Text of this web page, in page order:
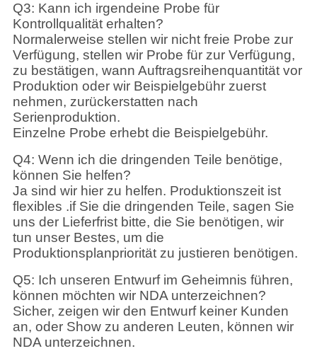
Q3: Kann ich irgendeine Probe für
Kontrollqualität erhalten?
Normalerweise stellen wir nicht freie Probe zur
Verfügung, stellen wir Probe für zur Verfügung,
zu bestätigen, wann Auftragsreihenquantität vor
Produktion oder wir Beispielgebühr zuerst
nehmen, zurückerstatten nach
Serienproduktion.
Einzelne Probe erhebt die Beispielgebühr.
Q4: Wenn ich die dringenden Teile benötige,
können Sie helfen?
Ja sind wir hier zu helfen. Produktionszeit ist
flexibles .if Sie die dringenden Teile, sagen Sie
uns der Lieferfrist bitte, die Sie benötigen, wir
tun unser Bestes, um die
Produktionsplanpriorität zu justieren benötigen.
Q5: Ich unseren Entwurf im Geheimnis führen,
können möchten wir NDA unterzeichnen?
Sicher, zeigen wir den Entwurf keiner Kunden
an, oder Show zu anderen Leuten, können wir
NDA unterzeichnen.